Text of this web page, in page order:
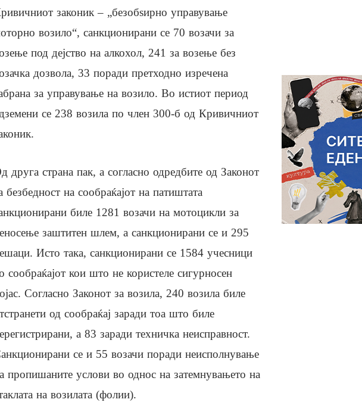
законик – „безобѕирно управување
возило“, санкционирани се 70 возачи за
под дејство на алкохол, 241 за возење без
дозвола, 33 поради претходно изречена
за управување на возило. Во истиот период
се 238 возила по член 300-б од Кривичниот
друга страна пак, а согласно одредбите од Законот
безбедност на сообраќајот на патиштата
биле 1281 возачи на мотоцикли за
заштитен шлем, а санкционирани се и 295
Исто така, санкционирани се 1584 учесници
сообраќајот кои што не користеле сигурносен
Согласно Законот за возила, 240 возила биле
од сообраќај заради тоа што биле
а 83 заради техничка неисправност.
се и 55 возачи поради неисполнување
пропишаните услови во однос на затемнувањето на
на возилата (фолии).